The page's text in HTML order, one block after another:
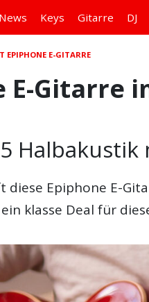
News Keys Gitarre DJ
EPIPHONE E-GITARRE
E-Gitarre
diese Epiphone E-
klasse Deal für